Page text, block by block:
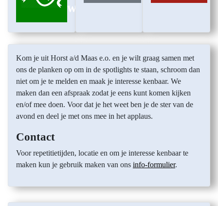
wij
Kom je uit Horst a/d Maas e.o. en je wilt graag samen met
ons de planken op om in de spotlights te staan, schroom dan
niet om je te melden en maak je interesse kenbaar. We
maken dan een afspraak zodat je eens kunt komen kijken
en/of mee doen. Voor dat je het weet ben je de ster van de
avond en deel je met ons mee in het applaus.
Contact
Voor repetitietijden, locatie en om je interesse kenbaar te
maken kun je gebruik maken van ons info-formulier.